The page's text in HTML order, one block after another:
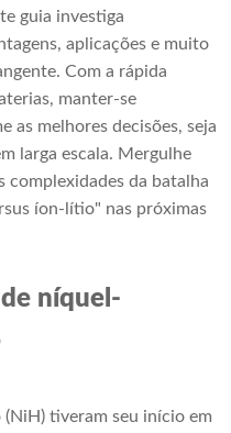
guia investiga
aplicações e muito
Com a rápida
manter-se
as melhores decisões, seja
larga escala. Mergulhe
complexidades da batalha
íon-lítio" nas próximas
níquel-
tiveram seu início em